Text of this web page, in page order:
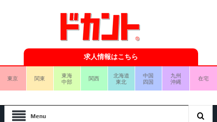
求人情報はこちら
東京 関東
東海
中部
関西
北海道
東北
中国
四国
九州
沖縄
在宅
Menu